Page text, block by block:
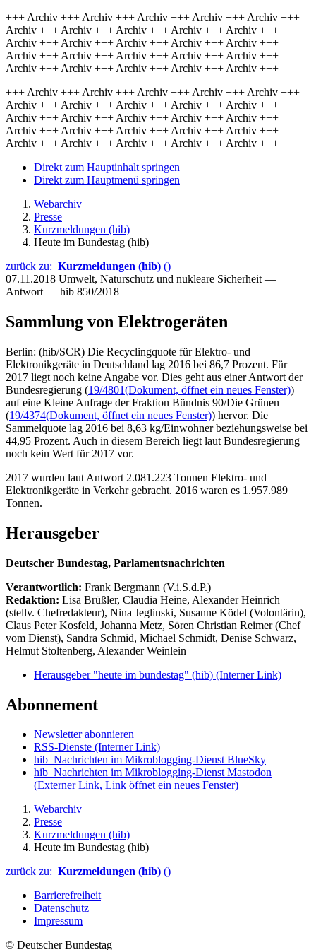
+++ Archiv +++ Archiv +++ Archiv +++ Archiv +++ Archiv +++
Archiv +++ Archiv +++ Archiv +++ Archiv +++ Archiv +++
Archiv +++ Archiv +++ Archiv +++ Archiv +++ Archiv +++
Archiv +++ Archiv +++ Archiv +++ Archiv +++ Archiv +++
Archiv +++ Archiv +++ Archiv +++ Archiv +++ Archiv +++
+++ Archiv +++ Archiv +++ Archiv +++ Archiv +++ Archiv +++
Archiv +++ Archiv +++ Archiv +++ Archiv +++ Archiv +++
Archiv +++ Archiv +++ Archiv +++ Archiv +++ Archiv +++
Archiv +++ Archiv +++ Archiv +++ Archiv +++ Archiv +++
Archiv +++ Archiv +++ Archiv +++ Archiv +++ Archiv +++
Direkt zum Hauptinhalt springen
Direkt zum Hauptmenü springen
Webarchiv
Presse
Kurzmeldungen (hib)
Heute im Bundestag (hib)
zurück zu: Kurzmeldungen (hib) ()
07.11.2018 Umwelt, Naturschutz und nukleare Sicherheit —
Antwort — hib 850/2018
Sammlung von Elektrogeräten
Berlin: (hib/SCR) Die Recyclingquote für Elektro- und
Elektronikgeräte in Deutschland lag 2016 bei 86,7 Prozent. Für
2017 liegt noch keine Angabe vor. Dies geht aus einer Antwort der
Bundesregierung (19/4801(Dokument, öffnet ein neues Fenster))
auf eine Kleine Anfrage der Fraktion Bündnis 90/Die Grünen
(19/4374(Dokument, öffnet ein neues Fenster)) hervor. Die
Sammelquote lag 2016 bei 8,63 kg/Einwohner beziehungsweise bei
44,95 Prozent. Auch in diesem Bereich liegt laut Bundesregierung
noch kein Wert für 2017 vor.
2017 wurden laut Antwort 2.081.223 Tonnen Elektro- und
Elektronikgeräte in Verkehr gebracht. 2016 waren es 1.957.989
Tonnen.
Herausgeber
Deutscher Bundestag, Parlamentsnachrichten
Verantwortlich: Frank Bergmann (V.i.S.d.P.)
Redaktion: Lisa Brüßler, Claudia Heine, Alexander Heinrich
(stellv. Chefredakteur), Nina Jeglinski, Susanne Ködel (Volontärin),
Claus Peter Kosfeld, Johanna Metz, Sören Christian Reimer (Chef
vom Dienst), Sandra Schmid, Michael Schmidt, Denise Schwarz,
Helmut Stoltenberg, Alexander Weinlein
Herausgeber "heute im bundestag" (hib) (Interner Link)
Abonnement
Newsletter abonnieren
RSS-Dienste (Interner Link)
hib_Nachrichten im Mikroblogging-Dienst BlueSky
hib_Nachrichten im Mikroblogging-Dienst Mastodon
(Externer Link, Link öffnet ein neues Fenster)
Webarchiv
Presse
Kurzmeldungen (hib)
Heute im Bundestag (hib)
zurück zu: Kurzmeldungen (hib) ()
Barrierefreiheit
Datenschutz
Impressum
© Deutscher Bundestag